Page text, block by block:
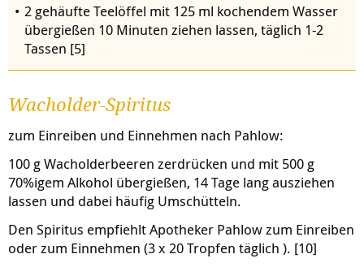
2 gehäufte Teelöffel mit 125 ml kochendem Wasser
übergießen 10 Minuten ziehen lassen, täglich 1-2
Tassen [5]
Wacholder-Spiritus
zum Einreiben und Einnehmen nach Pahlow:
100 g Wacholderbeeren zerdrücken und mit 500 g
70%igem Alkohol übergießen, 14 Tage lang ausziehen
lassen und dabei häufig Umschütteln.
Den Spiritus empfiehlt Apotheker Pahlow zum Einreiben
oder zum Einnehmen (3 x 20 Tropfen täglich ). [10]